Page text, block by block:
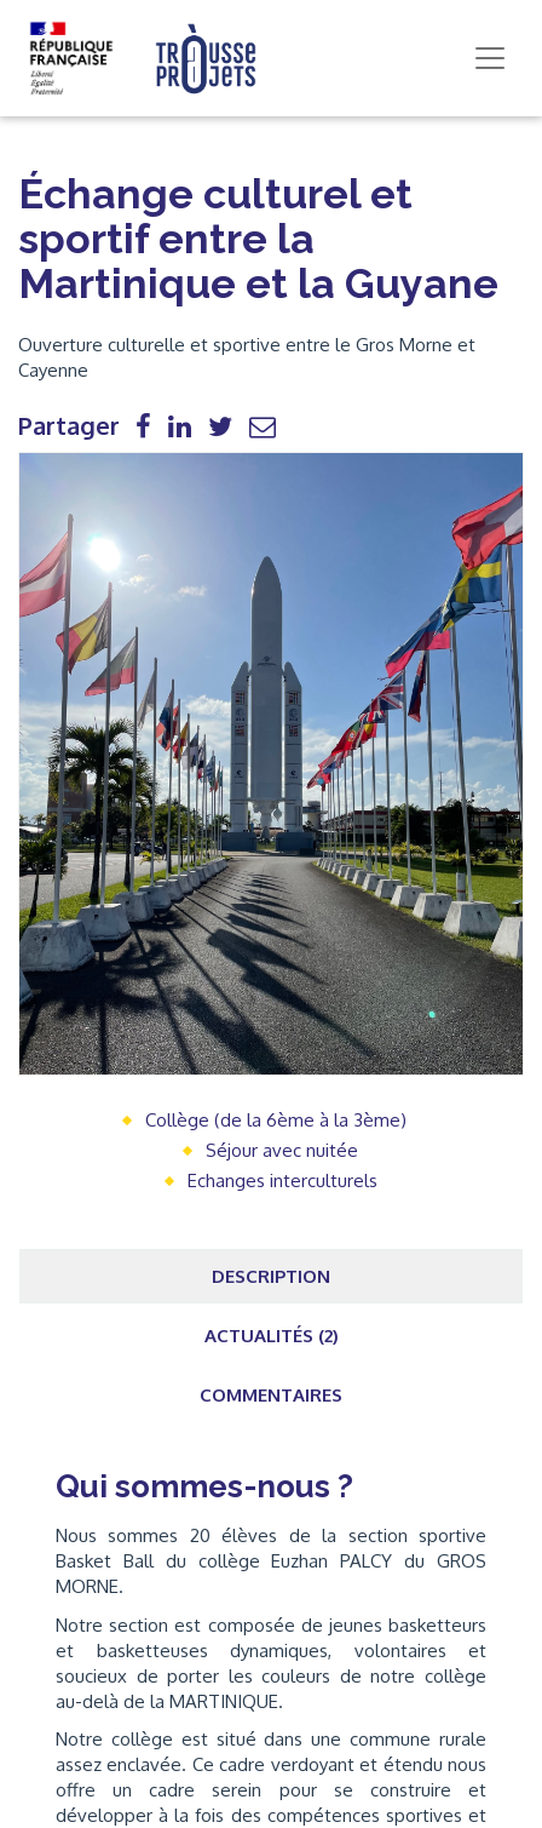
Échange culturel et
sportif entre la
Martinique et la Guyane
Ouverture culturelle et sportive entre le Gros Morne et
Cayenne
Partager
Collège (de la 6ème à la 3ème)
Séjour avec nuitée
Echanges interculturels
DESCRIPTION
ACTUALITÉS (2)
COMMENTAIRES
Qui sommes-nous ?
Nous sommes 20 élèves de la section sportive
Basket Ball du collège Euzhan PALCY du GROS
MORNE.
Notre section est composée de jeunes basketteurs
et basketteuses dynamiques, volontaires et
soucieux de porter les couleurs de notre collège
au-delà de la MARTINIQUE.
Notre collège est situé dans une commune rurale
assez enclavée. Ce cadre verdoyant et étendu nous
offre un cadre serein pour se construire et
développer à la fois des compétences sportives et